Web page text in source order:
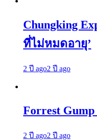
Chungking
ที่ไม่หมดอายุ’
2 ปี ago2 ปี ago
Forrest
2 ปี ago2 ปี ago